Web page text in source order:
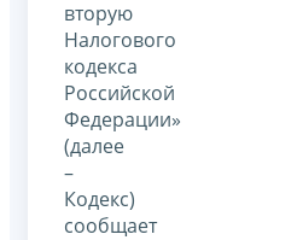
вторую
Налогового
кодекса
Российской
Федерации»
(далее
–
Кодекс)
сообщает